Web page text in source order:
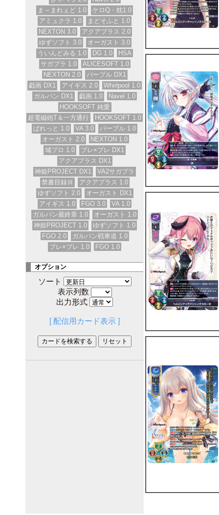
ま～まれぇど 1.0
ケロQ・枕1.0
アミュクラ 1.0
まどそふと 1.0
NEXTON 3.0
アクアプラス 2.0
ゆずソフト 3.0
オーガスト 3.0
ういんどみる 1.0
DG 1.0
HSA
サガプラ 1.0
ALICESOFT 1.0
NEXTON 2.0
パープル DX1
戯画 DX1
アイギス 2.0
Whirlpool 1.0
ガルパン DX1
戯画 1.0
Navel 1.0
HOOKSOFT 純愛
超電磁砲T＆一方通行
HOOKSOFT 1.0
ぱれっと 1.0
VA 3.0
パープル 1.0
オーガスト 2.0
NEXTON 1.0
城プロ 1.0
ブレ×ブレ DX1
アクアプラス DX1
神姫PROJECT DX1
VA2サガプラ
禁書目録Ⅲ
アクアプラス 1.0
ゆずソフト 2.0
オーガスト DX1
アイギス 1.0
FGO 3.0
VA 1.0
ガルパン最終章 1.0
オーガスト 1.0
神姫PROJECT 1.0
ゆずソフト 1.0
FGO 2.0
ガルパン戦車道 1.0
ブレ×ブレ 1.0
FGO 1.0
オプション
ソート
表示列数
出力形式
[ 配信用カード表示 ]